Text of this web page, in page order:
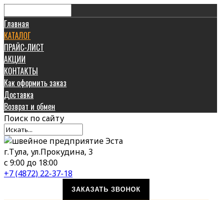
Главная
КАТАЛОГ
ПРАЙС-ЛИСТ
АКЦИИ
КОНТАКТЫ
Как оформить заказ
Доставка
Возврат и обмен
Поиск по сайту
г.Тула, ул.Прокудина, 3
с 9:00 до 18:00
+7 (4872) 22-37-18
ЗАКАЗАТЬ ЗВОНОК